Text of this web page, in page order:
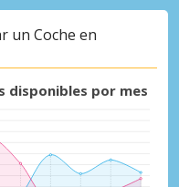
un Coche en
disponibles por mes